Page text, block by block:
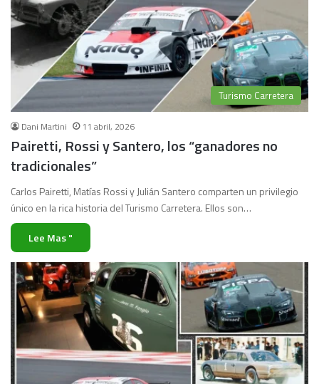
Turismo Carretera
Dani Martini 11 abril, 2026
Pairetti, Rossi y Santero, los “ganadores no
tradicionales”
Carlos Pairetti, Matías Rossi y Julián Santero comparten un privilegio
único en la rica historia del Turismo Carretera. Ellos son…
Lee Mas "